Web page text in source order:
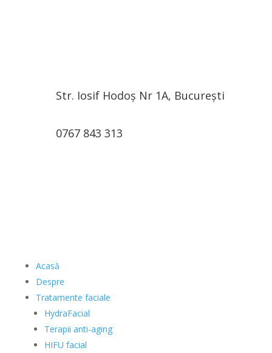
Str. Iosif Hodoș Nr 1A, București
0767 843 313
Acasă
Despre
Tratamente faciale
HydraFacial
Terapii anti-aging
HIFU facial